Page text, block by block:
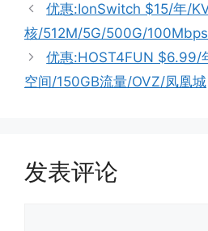
优惠:IonSwitch $15/年/
核/512M/5G/500G/100Mbps
优惠:HOST4FUN $6.99/
空间/150GB流量/OVZ/凤凰城
发表评论